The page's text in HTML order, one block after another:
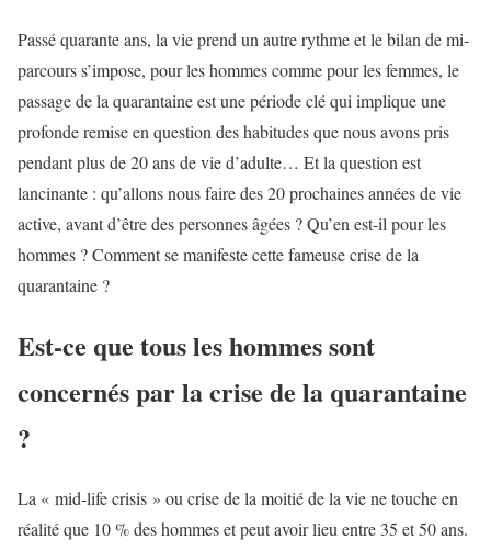
Passé quarante ans, la vie prend un autre rythme et le bilan de mi-
parcours s’impose, pour les hommes comme pour les femmes, le
passage de la quarantaine est une période clé qui implique une
profonde remise en question des habitudes que nous avons pris
pendant plus de 20 ans de vie d’adulte… Et la question est
lancinante : qu’allons nous faire des 20 prochaines années de vie
active, avant d’être des personnes âgées ? Qu’en est-il pour les
hommes ? Comment se manifeste cette fameuse crise de la
quarantaine ?
Est-ce que tous les hommes sont
concernés par la crise de la quarantaine
?
La « mid-life crisis » ou crise de la moitié de la vie ne touche en
réalité que 10 % des hommes et peut avoir lieu entre 35 et 50 ans.